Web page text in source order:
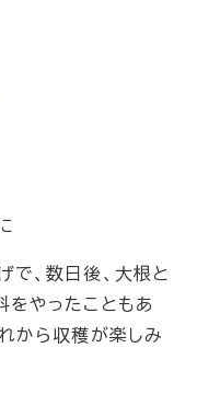
で、数日後、大根と
をやったこともあ
から収穫が楽しみ